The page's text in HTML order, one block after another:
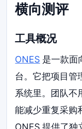
横向测评
工具概况
ONES 是一款面
台。它把项目管
系统里。团队不
能减少重复采购
ONES 提供了